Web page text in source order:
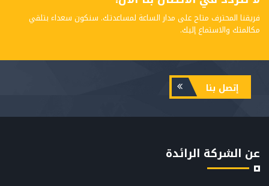
فريقنا المحترف متاح على مدار الساعة لمساعدتك. سنكون سعداء بتلقي
مكالمتك والاستماع إليك.
إتصل بنا
عن الشركة الرائدة